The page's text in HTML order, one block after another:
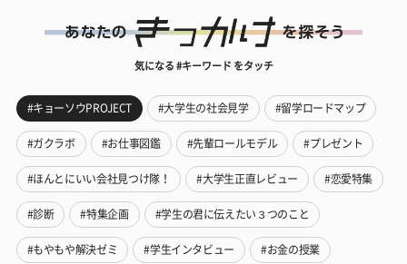
気になる #キーワード をタッチ
#キョーソウPROJECT #大学生の社会見学 #留学ロードマップ
#ガクラボ #お仕事図鑑 #先輩ロールモデル #プレゼント
#ほんとにいい会社見つけ隊！ #大学生正直レビュー #恋愛特集
#診断 #特集企画 #学生の君に伝えたい３つのこと
#もやもや解決ゼミ #学生インタビュー #お金の授業